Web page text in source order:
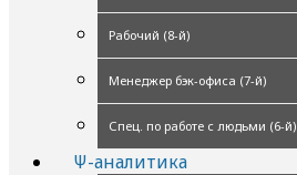
Рабочий (8-й)
Менеджер бэк-офиса (7-й)
Спец. по работе с людьми (6-й)
Ψ-аналитика